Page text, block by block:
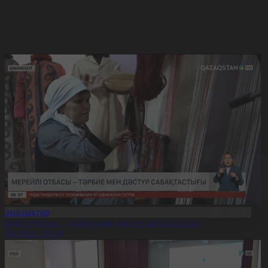
отбасы – тәрбие мен дәстүр сабақтастығы
20:19